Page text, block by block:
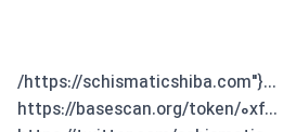
...{"https://schismaticshiba.com/
...https://basescan.org/token/0xf